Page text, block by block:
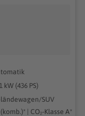
kW (436 PS)
SUV
| CO₂-Klasse A*